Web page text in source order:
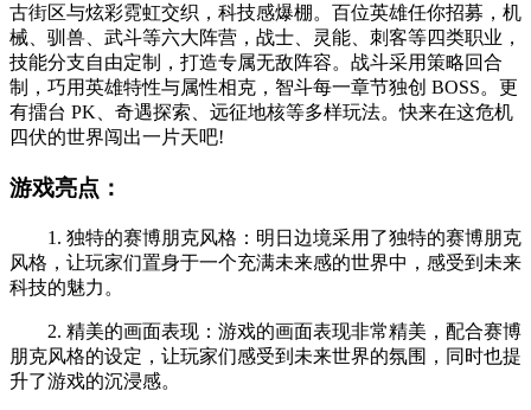
古街区与炫彩霓虹交织，科技感爆棚。百位英雄任你招募，机
械、驯兽、武斗等六大阵营，战士、灵能、刺客等四类职业，
技能分支自由定制，打造专属无敌阵容。战斗采用策略回合
制，巧用英雄特性与属性相克，智斗每一章节独创 BOSS。更
有擂台 PK、奇遇探索、远征地核等多样玩法。快来在这危机
四伏的世界闯出一片天吧!
游戏亮点：
1. 独特的赛博朋克风格：明日边境采用了独特的赛博朋克
风格，让玩家们置身于一个充满未来感的世界中，感受到未来
科技的魅力。
2. 精美的画面表现：游戏的画面表现非常精美，配合赛博
朋克风格的设定，让玩家们感受到未来世界的氛围，同时也提
升了游戏的沉浸感。